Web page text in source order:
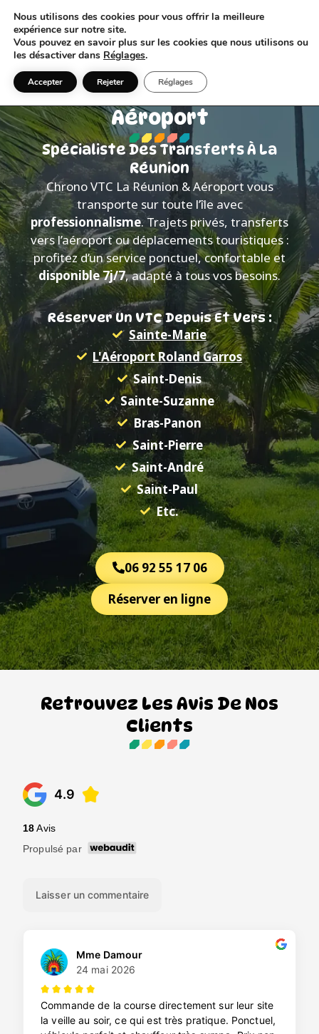
Chrono VTC La Réunion &
Aéroport
Spécialiste Des Transferts À La
Réunion
Chrono VTC La Réunion & Aéroport vous
transporte sur toute l’île avec
professionnalisme. Trajets privés, transferts
vers l’aéroport ou déplacements touristiques :
profitez d’un service ponctuel, confortable et
disponible 7j/7, adapté à tous vos besoins.
Réserver Un VTC Depuis Et Vers :
Sainte-Marie
L'Aéroport Roland Garros
Saint-Denis
Sainte-Suzanne
Bras-Panon
Saint-Pierre
Saint-André
Saint-Paul
Etc.
06 92 55 17 06
Réserver en ligne
Retrouvez Les Avis De Nos
Clients
Nous utilisons des cookies pour vous offrir la meilleure
expérience sur notre site.
Vous pouvez en savoir plus sur les cookies que nous utilisons ou
les désactiver dans Réglages.
Accepter Rejeter Réglages